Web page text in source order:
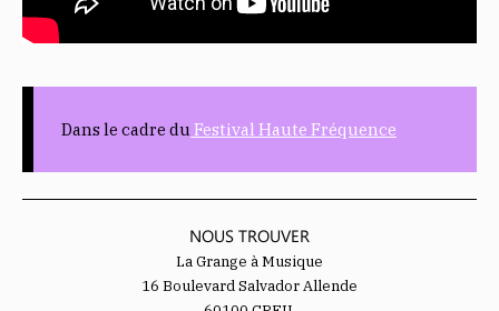
Dans le cadre duFestival Haute Fréquence
NOUS TROUVER
La Grange à Musique
16 Boulevard Salvador Allende